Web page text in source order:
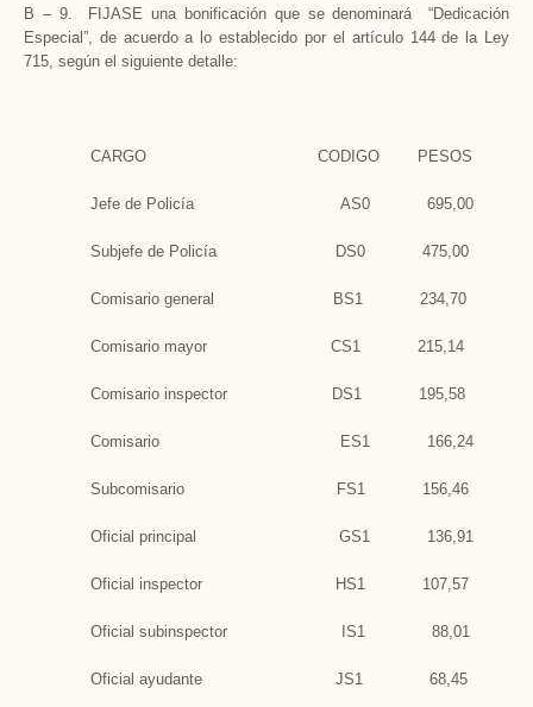
B – 9. FIJASE una bonificación que se denominará “Dedicación
Especial”, de acuerdo a lo establecido por el artículo 144 de la Ley
715, según el siguiente detalle:
CARGO CODIGO PESOS
Jefe de Policía AS0 695,00
Subjefe de Policía DS0 475,00
Comisario general BS1 234,70
Comisario mayor CS1 215,14
Comisario inspector DS1 195,58
Comisario ES1 166,24
Subcomisario FS1 156,46
Oficial principal GS1 136,91
Oficial inspector HS1 107,57
Oficial subinspector IS1 88,01
Oficial ayudante JS1 68,45